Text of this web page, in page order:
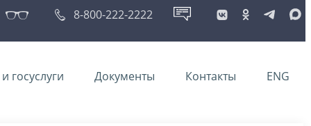
8-800-222-2222
госуслуги Документы Контакты ENG